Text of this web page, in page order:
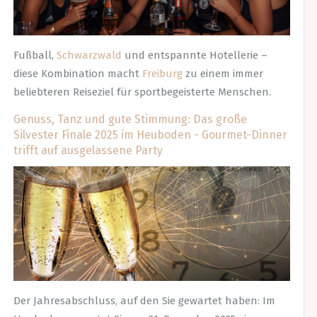
Fußball, Schwarzwald und entspannte Hotellerie –
diese Kombination macht Freiburgzu einem immer
beliebteren Reiseziel für sportbegeisterte Menschen.
Genuss, Tanz und gute Stimmung: Das große
Silvester Finale 2025 im Heuboden - Gourmet-Dinner
trifft auf ausgelassene Party
Der Jahresabschluss, auf den Sie gewartet haben: Im